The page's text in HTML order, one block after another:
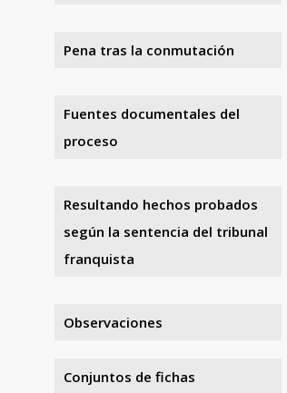
Pena tras la conmutación
Fuentes documentales del
proceso
Resultando hechos probados
según la sentencia del tribunal
franquista
Observaciones
Conjuntos de fichas